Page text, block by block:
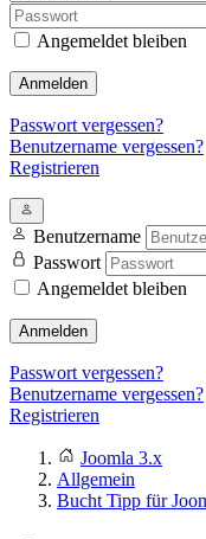
Angemeldet bleiben
Anmelden
Passwort vergessen?
Benutzername vergessen?
Registrieren
Benutzername
Passwort
Angemeldet bleiben
Anmelden
Passwort vergessen?
Benutzername vergessen?
Registrieren
Joomla 3.x
Allgemein
Bucht Tipp für